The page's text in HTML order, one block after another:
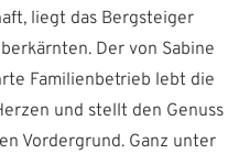
liegt das Bergsteiger
Der von Sabine
Familienbetrieb lebt die
und stellt den Genuss
Vordergrund. Ganz unter